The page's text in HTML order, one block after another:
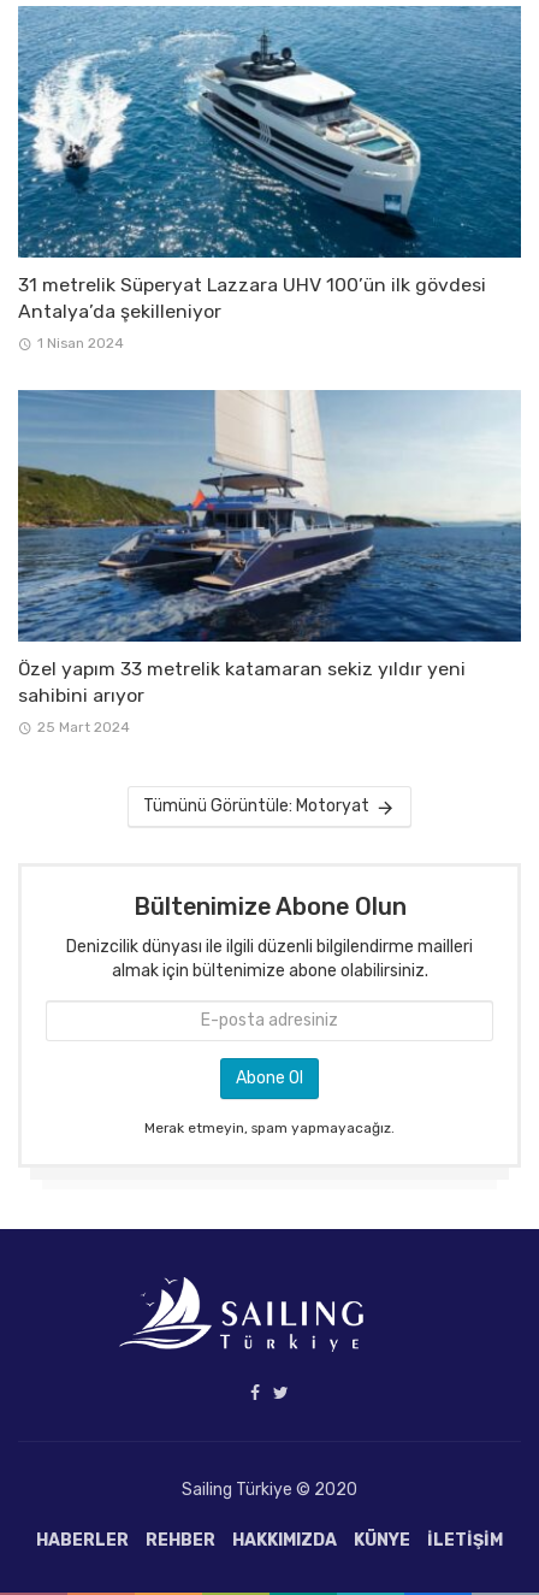
31 metrelik Süperyat Lazzara UHV 100’ün ilk gövdesi
Antalya’da şekilleniyor
1 Nisan 2024
Özel yapım 33 metrelik katamaran sekiz yıldır yeni
sahibini arıyor
25 Mart 2024
Tümünü Görüntüle: Motoryat
Bültenimize Abone Olun
Denizcilik dünyası ile ilgili düzenli bilgilendirme mailleri
almak için bültenimize abone olabilirsiniz.
Merak etmeyin, spam yapmayacağız.
Sailing Türkiye © 2020
HABERLER REHBER HAKKIMIZDA KÜNYE İLETIŞIM